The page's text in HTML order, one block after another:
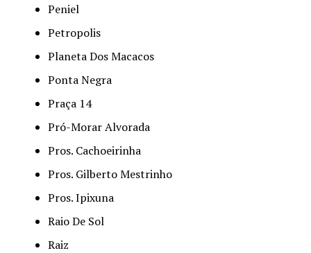
Peniel
Petropolis
Planeta Dos Macacos
Ponta Negra
Praça 14
Pró-Morar Alvorada
Pros. Cachoeirinha
Pros. Gilberto Mestrinho
Pros. Ipixuna
Raio De Sol
Raiz